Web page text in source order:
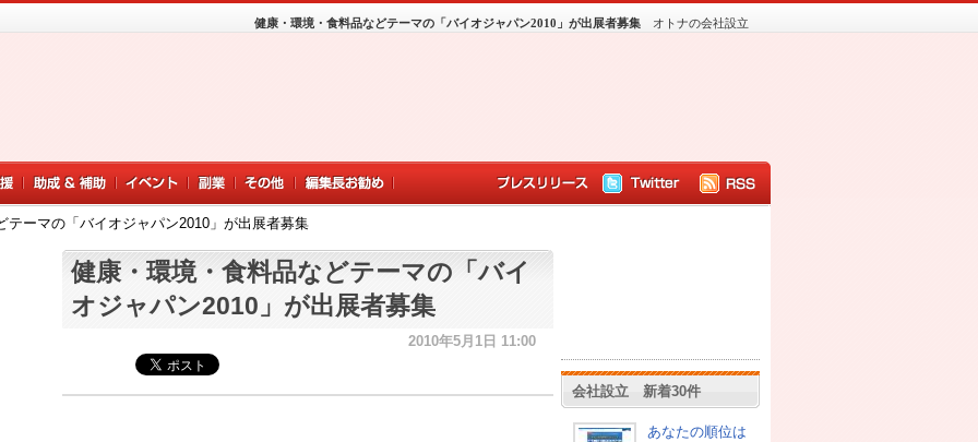
オトナの会社設立
健康・環境・食料品などテーマの「バイオジャパン2010」が出展者募集
テーマの「バイオジャパン2010」が出展者募集
健康・環境・食料品などテーマの「バイ
オジャパン2010」が出展者募集
2010年5月1日 11:00
会社設立 新着30件
あなたの順位は